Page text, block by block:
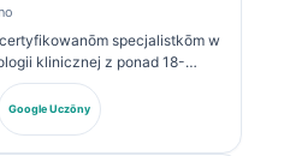
specjalistkōm w
klinicznej z ponad 18-
laboratoryjnej i analizie
certyfikaty z
szeroko na temat
Google Uczōny